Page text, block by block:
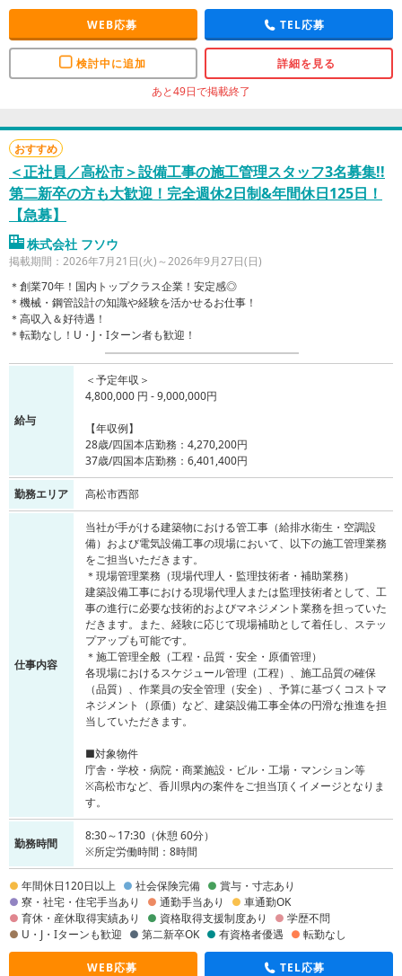
WEB応募 TEL応募
検討中に追加
詳細を見る
あと49日で掲載終了
おすすめ
＜正社員／高松市＞設備工事の施工管理スタッフ3名募集!!
第二新卒の方も大歓迎！完全週休2日制&年間休日125日！
【急募】
株式会社 フソウ
掲載期間：2026年7月21日(火)～2026年9月27日(日)
＊創業70年！国内トップクラス企業！安定感◎
＊機械・鋼管設計の知識や経験を活かせるお仕事！
＊高収入＆好待遇！
＊転勤なし！U・J・Iターン者も歓迎！
給与
＜予定年収＞
4,800,000 円 - 9,000,000円
【年収例】
28歳/四国本店勤務：4,270,200円
37歳/四国本店勤務：6,401,400円
勤務エリア 高松市西部
仕事内容
当社が手がける建築物における管工事（給排水衛生・空調設
備）および電気設備工事の現場において、以下の施工管理業務
をご担当いただきます。
＊現場管理業務（現場代理人・監理技術者・補助業務）
建築設備工事における現場代理人または監理技術者として、工
事の進行に必要な技術的およびマネジメント業務を担っていた
だきます。また、経験に応じて現場補助として着任し、ステッ
プアップも可能です。
＊施工管理全般（工程・品質・安全・原価管理）
各現場におけるスケジュール管理（工程）、施工品質の確保
（品質）、作業員の安全管理（安全）、予算に基づくコストマ
ネジメント（原価）など、建築設備工事全体の円滑な推進を担
当していただきます。
■対象物件
庁舎・学校・病院・商業施設・ビル・工場・マンション等
※高松市など、香川県内の案件をご担当頂くイメージとなりま
す。
勤務時間
8:30～17:30（休憩 60分）
※所定労働時間：8時間
年間休日120日以上 社会保険完備
賞与・寸志あり
寮・社宅・住宅手当あり
通勤手当あり
車通勤OK
育休・産休取得実績あり
資格取得支援制度あり
学歴不問
U・J・Iターンも歓迎
第二新卒OK 有資格者優遇 転勤なし
WEB応募 TEL応募